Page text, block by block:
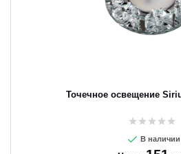
Точечное освещение
В наличии